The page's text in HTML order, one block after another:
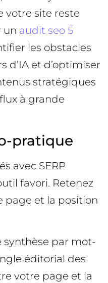
votre site reste
un audit seo 5
les obstacles
d’IA et d’optimiser
stratégiques
à grande
pratique
avec SERP
favori. Retenez
page et la position
synthèse par mot-
éditorial des
votre page et la